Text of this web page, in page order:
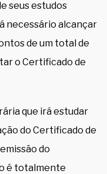
seus estudos
necessário alcançar
de um total de
o Certificado de
que irá estudar
do Certificado de
do
é totalmente